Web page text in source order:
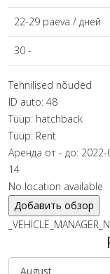
22-29 päeva / дней
30 -
Tehnilised nõuded
ID auto: 48
Tüüp: hatchback
Tüüp: Rent
Аренда от - до:
14
No location available